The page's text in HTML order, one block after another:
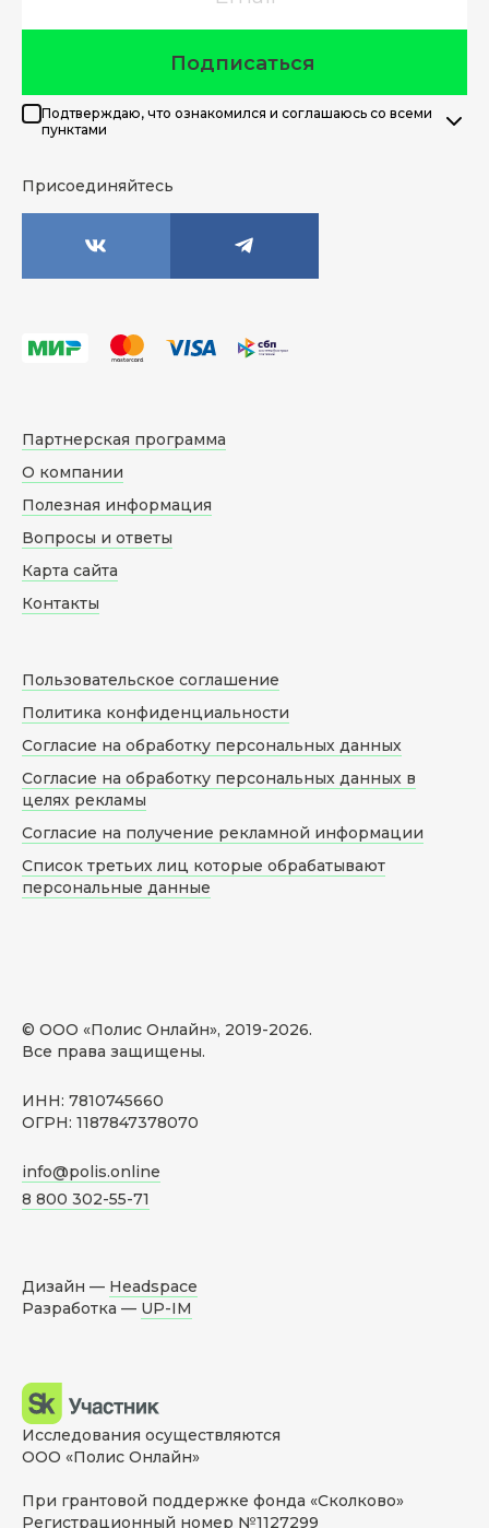
Подписаться
Подтверждаю, что ознакомился и соглашаюсь со всеми
пунктами
Присоединяйтесь
© ООО «Полис Онлайн», 2019-2026.
Все права защищены.
ИНН: 7810745660
ОГРН: 1187847378070
info@polis.online
8 800 302-55-71
Партнерская программа
О компании
Полезная информация
Вопросы и ответы
Карта сайта
Контакты
Пользовательское соглашение
Политика конфиденциальности
Согласие на обработку персональных данных
Согласие на обработку персональных данных в
целях рекламы
Согласие на получение рекламной информации
Список третьих лиц которые обрабатывают
персональные данные
Дизайн — Headspace
Разработка — UP-IM
Исследования осуществляются
ООО «Полис Онлайн»
При грантовой поддержке фонда «Сколково»
Регистрационный номер №1127299